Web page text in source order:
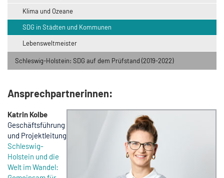
Klima und Ozeane
SDG in Städten und Kommunen
Lebensweltmeister
Schleswig-Holstein: SDG auf dem Prüfstand (2019-2022)
Ansprechpartnerinnen:
Katrin Kolbe
Geschäftsführung
und Projektleitung
Schleswig-
Holstein und die
Welt im Wandel: